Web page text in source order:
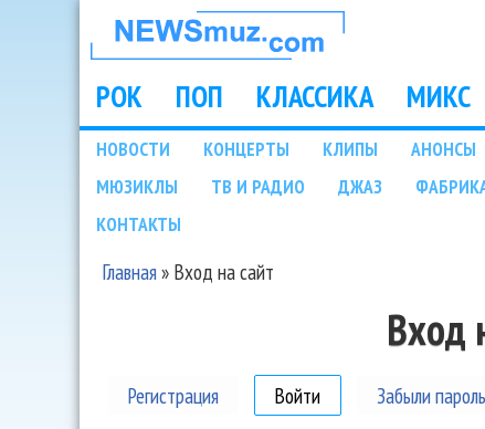
НОВОСТИ
МУЗЫКИ И
ШОУ БИЗНЕСА
NEWSMUZ.COM
Main menu
РОК ПОП КЛАССИКА МИКС
Подразделы
НОВОСТИ КОНЦЕРТЫ КЛИПЫ АНОНСЫ
МЮЗИКЛЫ
ТВ И РАДИО ДЖАЗ
КОНТАКТЫ
Вы здесь
Главная» Вход на сайт
Вход
Регистрация Войти (активная вкладка)
Забыли